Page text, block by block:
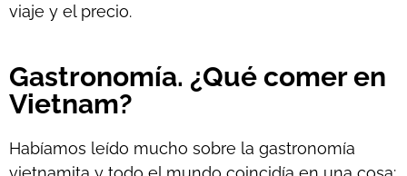
viaje y el precio.
Gastronomía. ¿Qué comer en
Vietnam?
Habíamos leído mucho sobre la gastronomía